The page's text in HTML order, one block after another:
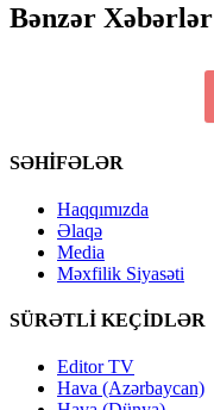
Bənzər Xəbərlər
SƏHİFƏLƏR
Haqqımızda
Əlaqə
Media
Məxfilik Siyasəti
SÜRƏTLİ KEÇİDLƏR
Editor TV
Hava (Azərbaycan)